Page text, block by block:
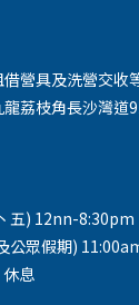
營具及洗營交收
荔枝角長沙灣道
五) 12nn-8:30pm
公眾假期)
息